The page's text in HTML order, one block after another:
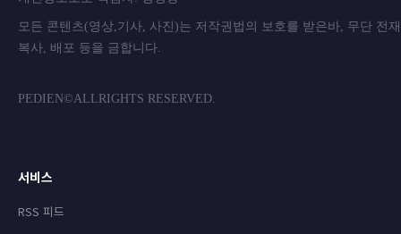
모든 콘텐츠(영상,기사, 사진)는 저작권법의 보호를 받은바, 무단 전
복사, 배포 등을 금합니
PEDIEN©ALLRIGHTS RESERVED.
서비스
RSS 피드